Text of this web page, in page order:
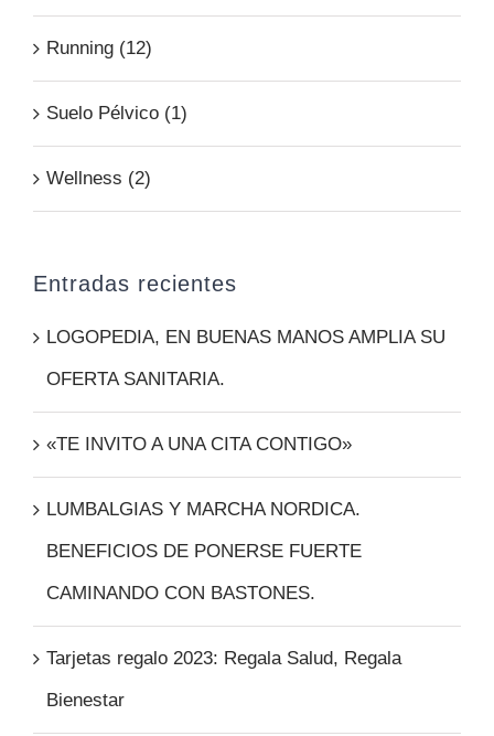
Running (12)
Suelo Pélvico (1)
Wellness (2)
Entradas recientes
LOGOPEDIA, EN BUENAS MANOS AMPLIA SU
OFERTA SANITARIA.
«TE INVITO A UNA CITA CONTIGO»
LUMBALGIAS Y MARCHA NORDICA.
BENEFICIOS DE PONERSE FUERTE
CAMINANDO CON BASTONES.
Tarjetas regalo 2023: Regala Salud, Regala
Bienestar